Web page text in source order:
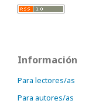
Información
Para lectores/as
Para autores/as